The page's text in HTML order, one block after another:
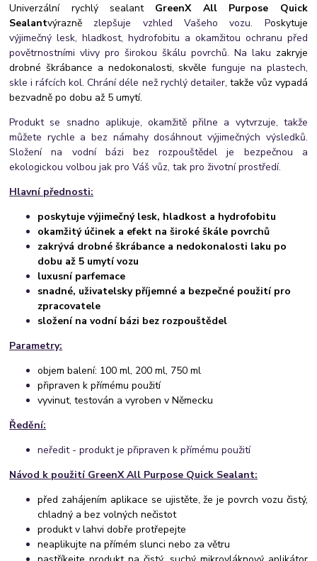
Univerzální rychlý sealant GreenX All Purpose Quick
Sealantvýrazně zlepšuje vzhled Vašeho vozu. Poskytuje
výjimečný lesk, hladkost, hydrofobitu a okamžitou ochranu před
povětrnostními vlivy proširokou škálu povrchů. Na laku zakryje
drobné škrábance a nedokonalosti, skvělefunguje na plastech,
skle i ráfcích kol. Chrání déle než rychlý detailer, takže vůz vypadá
bezvadněpo dobu až 5 umytí.
Produkt se snadno aplikuje, okamžitě přilne a vytvrzuje, takže
můžete rychle a bez námahy dosáhnout výjimečných výsledků.
Složení na vodní bázi bez rozpouštědel je bezpečnou a
ekologickou volbou jak pro Váš vůz, tak pro životní prostředí.
Hlavní přednosti:
poskytujevýjimečný lesk, hladkost a hydrofobitu
okamžitý účinek a efekt na široké škále povrchů
zakrývá drobné škrábance a nedokonalosti laku po
dobu až 5 umytí vozu
luxusní parfemace
snadné, uživatelsky příjemné a bezpečné použití pro
zpracovatele
složení na vodní bázi bez rozpouštědel
Parametry:
objem balení: 100 ml, 200 ml, 750 ml
připraven k přímému použití
vyvinut, testován a vyroben v Německu
Ředění:
neředit - produkt je připraven k přímému použití
Návod k použití GreenX All Purpose Quick Sealant:
před zahájením aplikace se ujistěte, že je povrch vozu čistý,
chladný a bez volných nečistot
produkt v lahvi dobře protřepejte
neaplikujte na přímém slunci nebo za větru